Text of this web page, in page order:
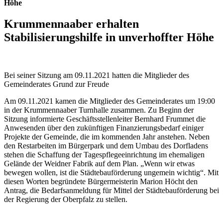
Höhe
Krummennaaber erhalten
Stabilisierungshilfe in unverhoffter Höhe
Bei seiner Sitzung am 09.11.2021 hatten die Mitglieder des
Gemeinderates Grund zur Freude
Am 09.11.2021 kamen die Mitglieder des Gemeinderates um 19:00
in der Krummennaaber Turnhalle zusammen. Zu Beginn der
Sitzung informierte Geschäftsstellenleiter Bernhard Frummet die
Anwesenden über den zukünftigen Finanzierungsbedarf einiger
Projekte der Gemeinde, die im kommenden Jahr anstehen. Neben
den Restarbeiten im Bürgerpark und dem Umbau des Dorfladens
stehen die Schaffung der Tagespflegeeinrichtung im ehemaligen
Gelände der Weidner Fabrik auf dem Plan. „Wenn wir etwas
bewegen wollen, ist die Städtebauförderung ungemein wichtig“. Mit
diesen Worten begründete Bürgermeisterin Marion Höcht den
Antrag, die Bedarfsanmeldung für Mittel der Städtebauförderung bei
der Regierung der Oberpfalz zu stellen.